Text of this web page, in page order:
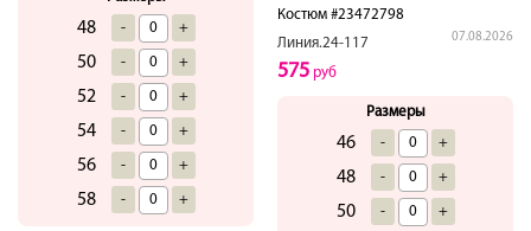
48 - +
50 - +
52 - +
54 - +
56 - +
58 - +
Костюм #23472798
Линия.24-117
07.08.2026
575 руб
Размеры
46 - +
48 - +
50 - +